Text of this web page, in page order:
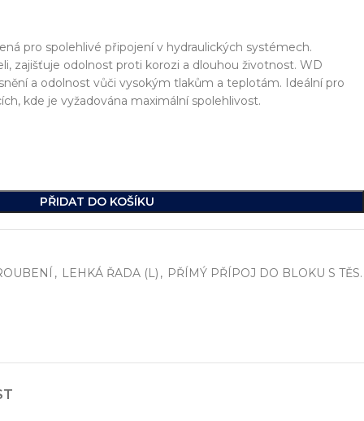
pro spolehlivé připojení v hydraulických systémech.
zajišťuje odolnost proti korozi a dlouhou životnost. WD
a odolnost vůči vysokým tlakům a teplotám. Ideální pro
kde je vyžadována maximální spolehlivost.
PŘIDAT DO KOŠÍKU
, LEHKÁ ŘADA (L) , PŘÍMÝ PŘÍPOJ DO BLOKU S TĚS.